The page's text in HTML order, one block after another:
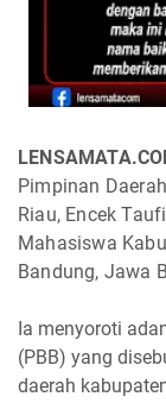
Pimpinan
Riau, Encek
Mahasiswa
Bandung, Jawa
Ia menyoroti
(PBB) yang
daerah